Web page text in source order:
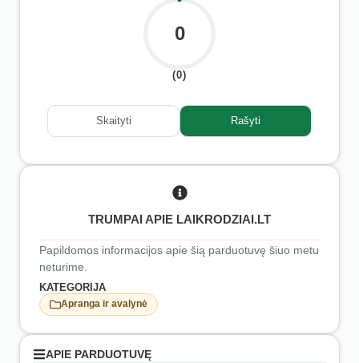
0
(0)
Skaityti Rašyti
TRUMPAI APIE LAIKRODZIAI.LT
Papildomos informacijos apie šią parduotuvę šiuo metu
neturime.
KATEGORIJA
Apranga ir avalynė
APIE PARDUOTUVĘ